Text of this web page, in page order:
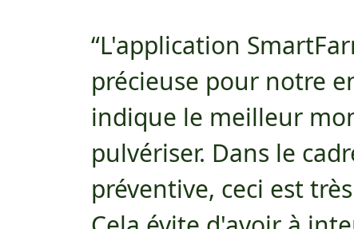
L'application
précieuse pour notre
indique le meilleur
pulvériser. Dans le
préventive, ceci est